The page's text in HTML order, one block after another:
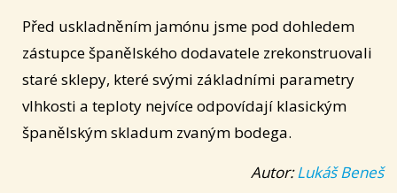
Před uskladněním jamónu jsme pod dohledem
zástupce španělského dodavatele zrekonstruovali
staré sklepy, které svými základními parametry
vlhkosti a teploty nejvíce odpovídají klasickým
španělským skladum zvaným bodega.
Autor:Lukáš Beneš